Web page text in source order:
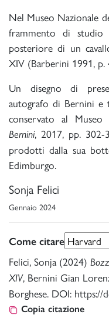
Nel Museo Nazionale
frammento di
posteriore di un
XIV (Barberini 1991, p.
Un disegno di
autografo di Bernini
conservato al
Bernini, 2017, pp. 302-
prodotti dalla sua
Edimburgo.
Sonja Felici
Gennaio 2024
Come citare
Felici, Sonja (2024)
XIV, Bernini Gian
Borghese. DOI: https://
Copia citazione